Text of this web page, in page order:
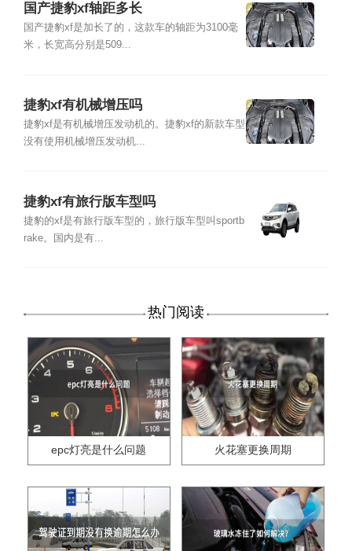
国产捷豹xf轴距多长
国产捷豹xf是加长了的，这款车的轴距为3100毫
米，长宽高分别是509...
捷豹xf有机械增压吗
捷豹xf是有机械增压发动机的。捷豹xf的新款车型
没有使用机械增压发动机...
捷豹xf有旅行版车型吗
捷豹的xf是有旅行版车型的，旅行版车型叫sportb
rake。国内是有...
热门阅读
epc灯亮是什么问题 火花塞更换周期